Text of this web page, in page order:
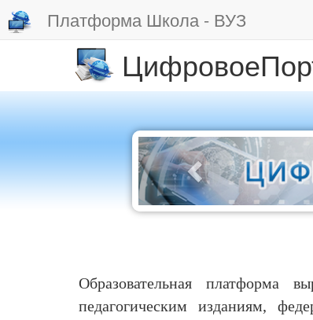
Платформа Школа - ВУЗ
Образовательная платформа
педагогическим изданиям,